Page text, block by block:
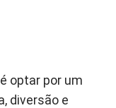
optar por um
diversão e